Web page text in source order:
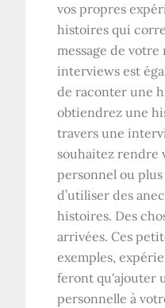
vos propres
histoires qui
message de votre
interviews est
de raconter une
obtiendrez une
travers une
souhaitez rendre
personnel ou plus
d’utiliser des
histoires. Des
arrivées. Ces
exemples,
feront qu'ajouter
personnelle à